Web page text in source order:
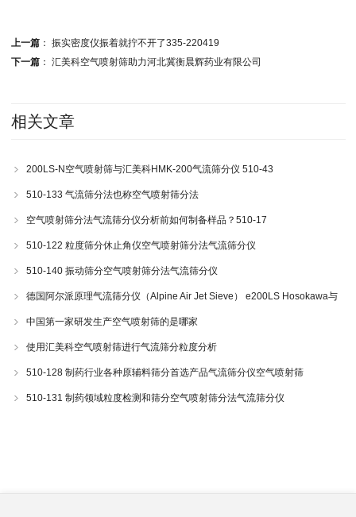
上一篇： 振实密度仪振着就拧不开了335-220419
下一篇： 汇美科空气喷射筛助力河北冀衡晨辉药业有限公司
相关文章
200LS-N空气喷射筛与汇美科HMK-200气流筛分仪 510-43
510-133 气流筛分法也称空气喷射筛分法
空气喷射筛分法气流筛分仪分析前如何制备样品？510-17
510-122 粒度筛分休止角仪空气喷射筛分法气流筛分仪
510-140 振动筛分空气喷射筛分法气流筛分仪
德国阿尔派原理气流筛分仪（Alpine Air Jet Sieve） e200LS Hosokawa与
200LS-N空气喷射筛分仪 510-34
中国第一家研发生产空气喷射筛的是哪家
使用汇美科空气喷射筛进行气流筛分粒度分析
510-128 制药行业各种原辅料筛分首选产品气流筛分仪空气喷射筛
510-131 制药领域粒度检测和筛分空气喷射筛分法气流筛分仪